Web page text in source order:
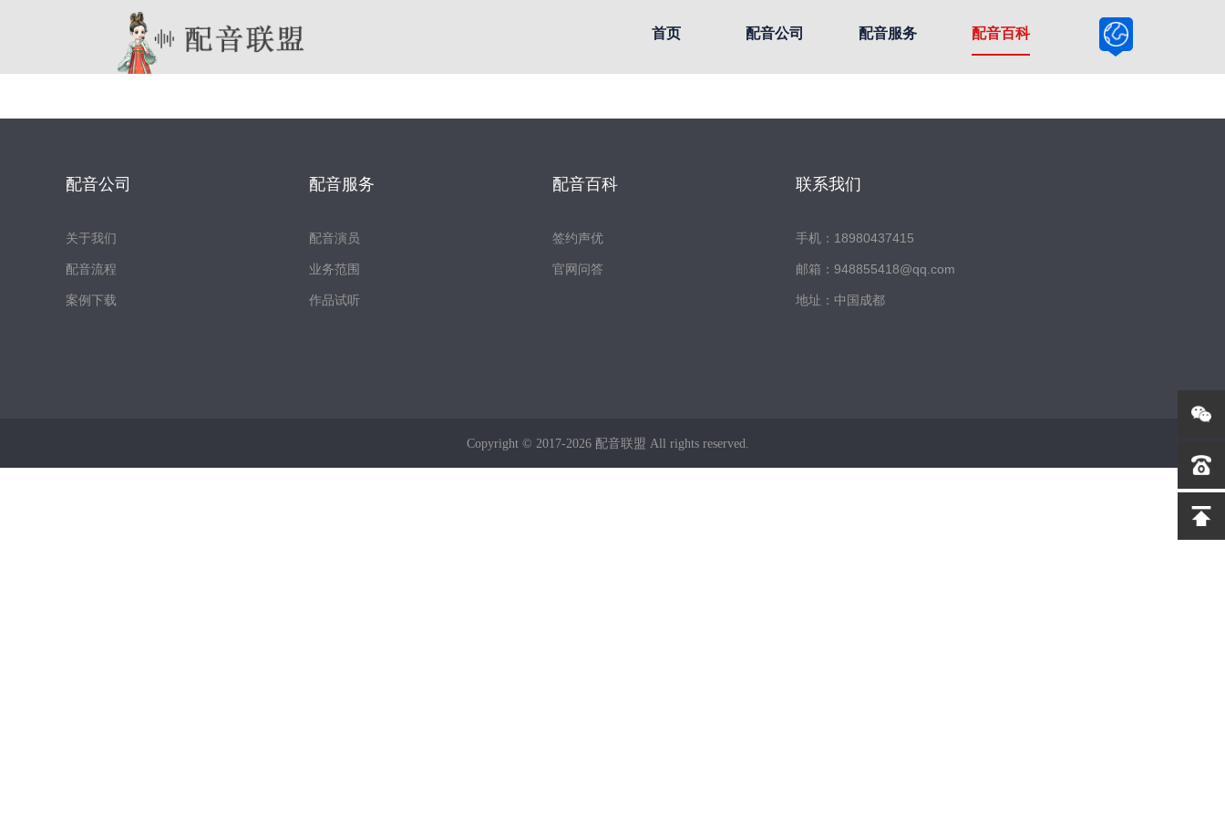
首页 配音公司 配音服务 配音百科
Copyright © 2017-2026 配音联盟 All rights reserved.
配音公司
关于我们
配音流程
案例下载
配音服务
配音演员
业务范围
作品试听
配音百科
签约声优
官网问答
联系我们
手机：18980437415
邮箱：948855418@qq.com
地址：中国成都